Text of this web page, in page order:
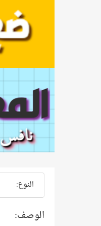
النوع:
الوصف: